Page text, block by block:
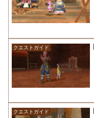
クエストガイド
クエストガイド